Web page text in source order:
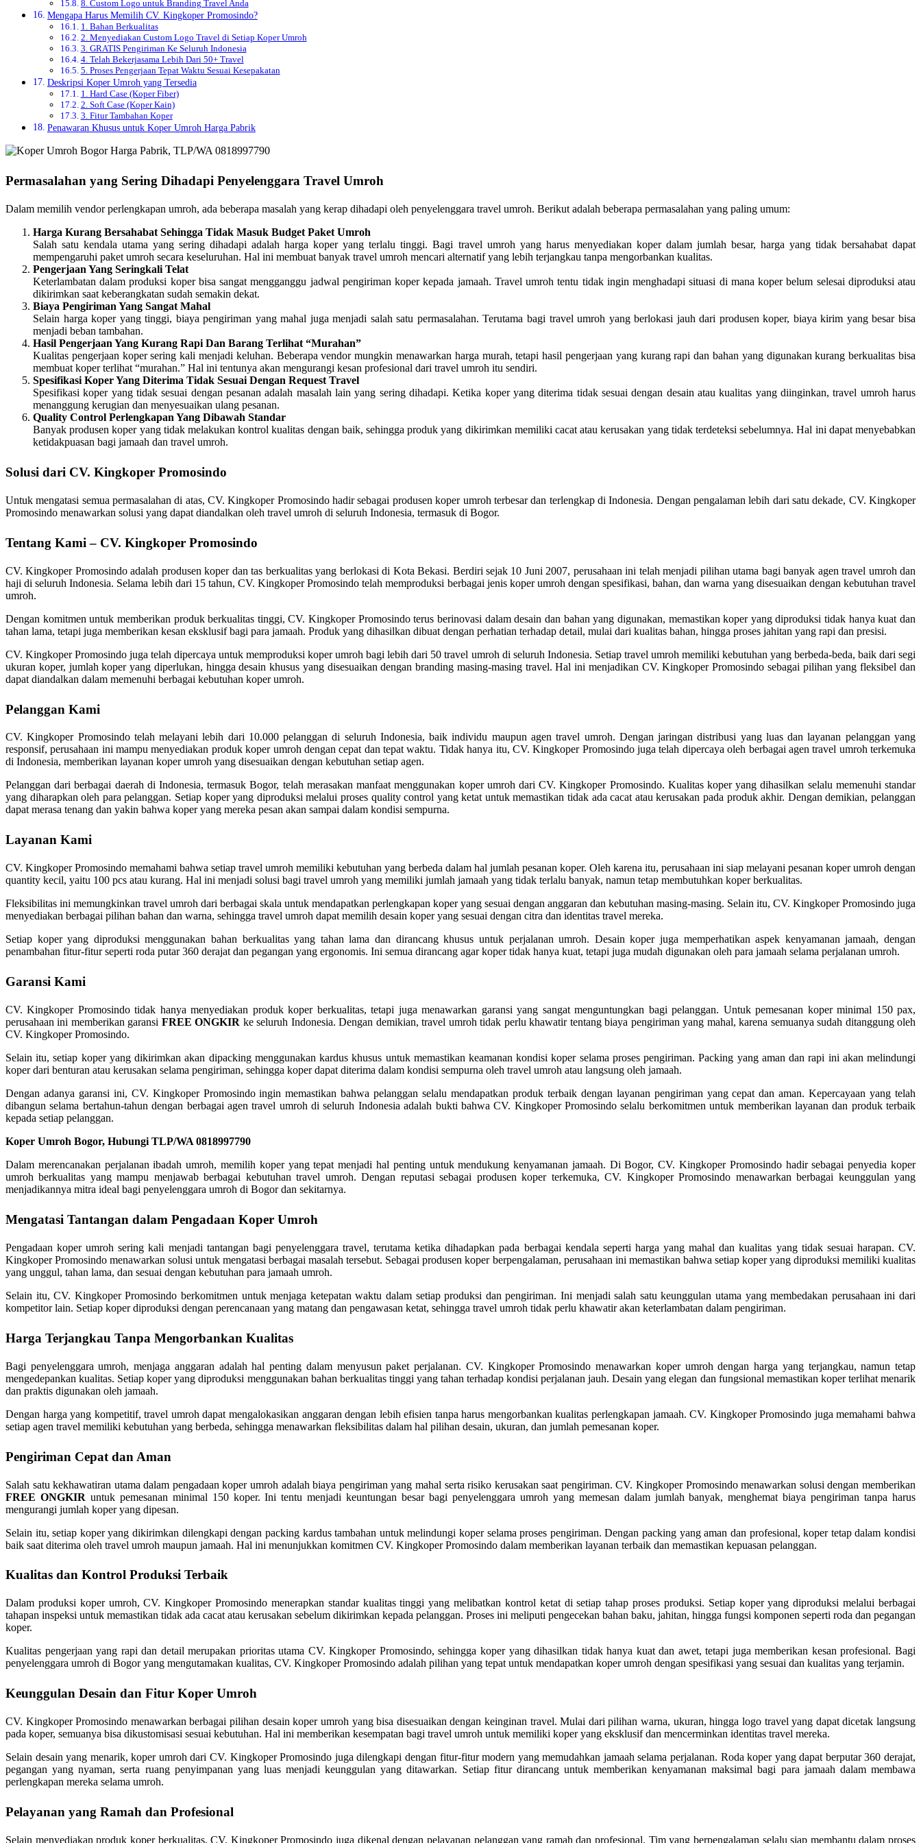
8. Custom Logo untuk Branding Travel Anda
Mengapa Harus Memilih CV. Kingkoper Promosindo?
1. Bahan Berkualitas
2. Menyediakan Custom Logo Travel di Setiap Koper Umroh
3. GRATIS Pengiriman Ke Seluruh Indonesia
4. Telah Bekerjasama Lebih Dari 50+ Travel
5. Proses Pengerjaan Tepat Waktu Sesuai Kesepakatan
Deskripsi Koper Umroh yang Tersedia
1. Hard Case (Koper Fiber)
2. Soft Case (Koper Kain)
3. Fitur Tambahan Koper
Penawaran Khusus untuk Koper Umroh Harga Pabrik
Permasalahan yang Sering Dihadapi Penyelenggara Travel Umroh
Dalam memilih vendor perlengkapan umroh, ada beberapa masalah yang kerap dihadapi oleh penyelenggara travel umroh. Berikut adalah beberapa permasalahan yang paling umum:
Harga Kurang Bersahabat Sehingga Tidak Masuk Budget Paket Umroh
Salah satu kendala utama yang sering dihadapi adalah harga koper yang terlalu tinggi. Bagi travel umroh yang harus menyediakan koper dalam jumlah besar, harga yang tidak bersahabat dapat
mempengaruhi paket umroh secara keseluruhan. Hal ini membuat banyak travel umroh mencari alternatif yang lebih terjangkau tanpa mengorbankan kualitas.
Pengerjaan Yang Seringkali Telat
Keterlambatan dalam produksi koper bisa sangat mengganggu jadwal pengiriman koper kepada jamaah. Travel umroh tentu tidak ingin menghadapi situasi di mana koper belum selesai diproduksi atau
dikirimkan saat keberangkatan sudah semakin dekat.
Biaya Pengiriman Yang Sangat Mahal
Selain harga koper yang tinggi, biaya pengiriman yang mahal juga menjadi salah satu permasalahan. Terutama bagi travel umroh yang berlokasi jauh dari produsen koper, biaya kirim yang besar bisa
menjadi beban tambahan.
Hasil Pengerjaan Yang Kurang Rapi Dan Barang Terlihat “Murahan”
Kualitas pengerjaan koper sering kali menjadi keluhan. Beberapa vendor mungkin menawarkan harga murah, tetapi hasil pengerjaan yang kurang rapi dan bahan yang digunakan kurang berkualitas bisa
membuat koper terlihat “murahan.” Hal ini tentunya akan mengurangi kesan profesional dari travel umroh itu sendiri.
Spesifikasi Koper Yang Diterima Tidak Sesuai Dengan Request Travel
Spesifikasi koper yang tidak sesuai dengan pesanan adalah masalah lain yang sering dihadapi. Ketika koper yang diterima tidak sesuai dengan desain atau kualitas yang diinginkan, travel umroh harus
menanggung kerugian dan menyesuaikan ulang pesanan.
Quality Control Perlengkapan Yang Dibawah Standar
Banyak produsen koper yang tidak melakukan kontrol kualitas dengan baik, sehingga produk yang dikirimkan memiliki cacat atau kerusakan yang tidak terdeteksi sebelumnya. Hal ini dapat menyebabkan
ketidakpuasan bagi jamaah dan travel umroh.
Solusi dari CV. Kingkoper Promosindo
Untuk mengatasi semua permasalahan di atas, CV. Kingkoper Promosindo hadir sebagai produsen koper umroh terbesar dan terlengkap di Indonesia. Dengan pengalaman lebih dari satu dekade, CV. Kingkoper
Promosindo menawarkan solusi yang dapat diandalkan oleh travel umroh di seluruh Indonesia, termasuk di Bogor.
Tentang Kami – CV. Kingkoper Promosindo
CV. Kingkoper Promosindo adalah produsen koper dan tas berkualitas yang berlokasi di Kota Bekasi. Berdiri sejak 10 Juni 2007, perusahaan ini telah menjadi pilihan utama bagi banyak agen travel umroh dan
haji di seluruh Indonesia. Selama lebih dari 15 tahun, CV. Kingkoper Promosindo telah memproduksi berbagai jenis koper umroh dengan spesifikasi, bahan, dan warna yang disesuaikan dengan kebutuhan travel
umroh.
Dengan komitmen untuk memberikan produk berkualitas tinggi, CV. Kingkoper Promosindo terus berinovasi dalam desain dan bahan yang digunakan, memastikan koper yang diproduksi tidak hanya kuat dan
tahan lama, tetapi juga memberikan kesan eksklusif bagi para jamaah. Produk yang dihasilkan dibuat dengan perhatian terhadap detail, mulai dari kualitas bahan, hingga proses jahitan yang rapi dan presisi.
CV. Kingkoper Promosindo juga telah dipercaya untuk memproduksi koper umroh bagi lebih dari 50 travel umroh di seluruh Indonesia. Setiap travel umroh memiliki kebutuhan yang berbeda-beda, baik dari segi
ukuran koper, jumlah koper yang diperlukan, hingga desain khusus yang disesuaikan dengan branding masing-masing travel. Hal ini menjadikan CV. Kingkoper Promosindo sebagai pilihan yang fleksibel dan
dapat diandalkan dalam memenuhi berbagai kebutuhan koper umroh.
Pelanggan Kami
CV. Kingkoper Promosindo telah melayani lebih dari 10.000 pelanggan di seluruh Indonesia, baik individu maupun agen travel umroh. Dengan jaringan distribusi yang luas dan layanan pelanggan yang
responsif, perusahaan ini mampu menyediakan produk koper umroh dengan cepat dan tepat waktu. Tidak hanya itu, CV. Kingkoper Promosindo juga telah dipercaya oleh berbagai agen travel umroh terkemuka
di Indonesia, memberikan layanan koper umroh yang disesuaikan dengan kebutuhan setiap agen.
Pelanggan dari berbagai daerah di Indonesia, termasuk Bogor, telah merasakan manfaat menggunakan koper umroh dari CV. Kingkoper Promosindo. Kualitas koper yang dihasilkan selalu memenuhi standar
yang diharapkan oleh para pelanggan. Setiap koper yang diproduksi melalui proses quality control yang ketat untuk memastikan tidak ada cacat atau kerusakan pada produk akhir. Dengan demikian, pelanggan
dapat merasa tenang dan yakin bahwa koper yang mereka pesan akan sampai dalam kondisi sempurna.
Layanan Kami
CV. Kingkoper Promosindo memahami bahwa setiap travel umroh memiliki kebutuhan yang berbeda dalam hal jumlah pesanan koper. Oleh karena itu, perusahaan ini siap melayani pesanan koper umroh dengan
quantity kecil, yaitu 100 pcs atau kurang. Hal ini menjadi solusi bagi travel umroh yang memiliki jumlah jamaah yang tidak terlalu banyak, namun tetap membutuhkan koper berkualitas.
Fleksibilitas ini memungkinkan travel umroh dari berbagai skala untuk mendapatkan perlengkapan koper yang sesuai dengan anggaran dan kebutuhan masing-masing. Selain itu, CV. Kingkoper Promosindo juga
menyediakan berbagai pilihan bahan dan warna, sehingga travel umroh dapat memilih desain koper yang sesuai dengan citra dan identitas travel mereka.
Setiap koper yang diproduksi menggunakan bahan berkualitas yang tahan lama dan dirancang khusus untuk perjalanan umroh. Desain koper juga memperhatikan aspek kenyamanan jamaah, dengan
penambahan fitur-fitur seperti roda putar 360 derajat dan pegangan yang ergonomis. Ini semua dirancang agar koper tidak hanya kuat, tetapi juga mudah digunakan oleh para jamaah selama perjalanan umroh.
Garansi Kami
CV. Kingkoper Promosindo tidak hanya menyediakan produk koper berkualitas, tetapi juga menawarkan garansi yang sangat menguntungkan bagi pelanggan. Untuk pemesanan koper minimal 150 pax,
perusahaan ini memberikan garansi FREE ONGKIR ke seluruh Indonesia. Dengan demikian, travel umroh tidak perlu khawatir tentang biaya pengiriman yang mahal, karena semuanya sudah ditanggung oleh
CV. Kingkoper Promosindo.
Selain itu, setiap koper yang dikirimkan akan dipacking menggunakan kardus khusus untuk memastikan keamanan kondisi koper selama proses pengiriman. Packing yang aman dan rapi ini akan melindungi
koper dari benturan atau kerusakan selama pengiriman, sehingga koper dapat diterima dalam kondisi sempurna oleh travel umroh atau langsung oleh jamaah.
Dengan adanya garansi ini, CV. Kingkoper Promosindo ingin memastikan bahwa pelanggan selalu mendapatkan produk terbaik dengan layanan pengiriman yang cepat dan aman. Kepercayaan yang telah
dibangun selama bertahun-tahun dengan berbagai agen travel umroh di seluruh Indonesia adalah bukti bahwa CV. Kingkoper Promosindo selalu berkomitmen untuk memberikan layanan dan produk terbaik
kepada setiap pelanggan.
Koper Umroh Bogor, Hubungi TLP/WA 0818997790
Dalam merencanakan perjalanan ibadah umroh, memilih koper yang tepat menjadi hal penting untuk mendukung kenyamanan jamaah. Di Bogor, CV. Kingkoper Promosindo hadir sebagai penyedia koper
umroh berkualitas yang mampu menjawab berbagai kebutuhan travel umroh. Dengan reputasi sebagai produsen koper terkemuka, CV. Kingkoper Promosindo menawarkan berbagai keunggulan yang
menjadikannya mitra ideal bagi penyelenggara umroh di Bogor dan sekitarnya.
Mengatasi Tantangan dalam Pengadaan Koper Umroh
Pengadaan koper umroh sering kali menjadi tantangan bagi penyelenggara travel, terutama ketika dihadapkan pada berbagai kendala seperti harga yang mahal dan kualitas yang tidak sesuai harapan. CV.
Kingkoper Promosindo menawarkan solusi untuk mengatasi berbagai masalah tersebut. Sebagai produsen koper berpengalaman, perusahaan ini memastikan bahwa setiap koper yang diproduksi memiliki kualitas
yang unggul, tahan lama, dan sesuai dengan kebutuhan para jamaah umroh.
Selain itu, CV. Kingkoper Promosindo berkomitmen untuk menjaga ketepatan waktu dalam setiap produksi dan pengiriman. Ini menjadi salah satu keunggulan utama yang membedakan perusahaan ini dari
kompetitor lain. Setiap koper diproduksi dengan perencanaan yang matang dan pengawasan ketat, sehingga travel umroh tidak perlu khawatir akan keterlambatan dalam pengiriman.
Harga Terjangkau Tanpa Mengorbankan Kualitas
Bagi penyelenggara umroh, menjaga anggaran adalah hal penting dalam menyusun paket perjalanan. CV. Kingkoper Promosindo menawarkan koper umroh dengan harga yang terjangkau, namun tetap
mengedepankan kualitas. Setiap koper yang diproduksi menggunakan bahan berkualitas tinggi yang tahan terhadap kondisi perjalanan jauh. Desain yang elegan dan fungsional memastikan koper terlihat menarik
dan praktis digunakan oleh jamaah.
Dengan harga yang kompetitif, travel umroh dapat mengalokasikan anggaran dengan lebih efisien tanpa harus mengorbankan kualitas perlengkapan jamaah. CV. Kingkoper Promosindo juga memahami bahwa
setiap agen travel memiliki kebutuhan yang berbeda, sehingga menawarkan fleksibilitas dalam hal pilihan desain, ukuran, dan jumlah pemesanan koper.
Pengiriman Cepat dan Aman
Salah satu kekhawatiran utama dalam pengadaan koper umroh adalah biaya pengiriman yang mahal serta risiko kerusakan saat pengiriman. CV. Kingkoper Promosindo menawarkan solusi dengan memberikan
FREE ONGKIR untuk pemesanan minimal 150 koper. Ini tentu menjadi keuntungan besar bagi penyelenggara umroh yang memesan dalam jumlah banyak, menghemat biaya pengiriman tanpa harus
mengurangi jumlah koper yang dipesan.
Selain itu, setiap koper yang dikirimkan dilengkapi dengan packing kardus tambahan untuk melindungi koper selama proses pengiriman. Dengan packing yang aman dan profesional, koper tetap dalam kondisi
baik saat diterima oleh travel umroh maupun jamaah. Hal ini menunjukkan komitmen CV. Kingkoper Promosindo dalam memberikan layanan terbaik dan memastikan kepuasan pelanggan.
Kualitas dan Kontrol Produksi Terbaik
Dalam produksi koper umroh, CV. Kingkoper Promosindo menerapkan standar kualitas tinggi yang melibatkan kontrol ketat di setiap tahap proses produksi. Setiap koper yang diproduksi melalui berbagai
tahapan inspeksi untuk memastikan tidak ada cacat atau kerusakan sebelum dikirimkan kepada pelanggan. Proses ini meliputi pengecekan bahan baku, jahitan, hingga fungsi komponen seperti roda dan pegangan
koper.
Kualitas pengerjaan yang rapi dan detail merupakan prioritas utama CV. Kingkoper Promosindo, sehingga koper yang dihasilkan tidak hanya kuat dan awet, tetapi juga memberikan kesan profesional. Bagi
penyelenggara umroh di Bogor yang mengutamakan kualitas, CV. Kingkoper Promosindo adalah pilihan yang tepat untuk mendapatkan koper umroh dengan spesifikasi yang sesuai dan kualitas yang terjamin.
Keunggulan Desain dan Fitur Koper Umroh
CV. Kingkoper Promosindo menawarkan berbagai pilihan desain koper umroh yang bisa disesuaikan dengan keinginan travel. Mulai dari pilihan warna, ukuran, hingga logo travel yang dapat dicetak langsung
pada koper, semuanya bisa dikustomisasi sesuai kebutuhan. Hal ini memberikan kesempatan bagi travel umroh untuk memiliki koper yang eksklusif dan mencerminkan identitas travel mereka.
Selain desain yang menarik, koper umroh dari CV. Kingkoper Promosindo juga dilengkapi dengan fitur-fitur modern yang memudahkan jamaah selama perjalanan. Roda koper yang dapat berputar 360 derajat,
pegangan yang nyaman, serta ruang penyimpanan yang luas menjadi keunggulan yang ditawarkan. Setiap fitur dirancang untuk memberikan kenyamanan maksimal bagi para jamaah dalam membawa
perlengkapan mereka selama umroh.
Pelayanan yang Ramah dan Profesional
Selain menyediakan produk koper berkualitas, CV. Kingkoper Promosindo juga dikenal dengan pelayanan pelanggan yang ramah dan profesional. Tim yang berpengalaman selalu siap membantu dalam proses